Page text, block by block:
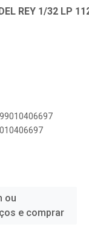
REY 1/32 LP
ou
e comprar